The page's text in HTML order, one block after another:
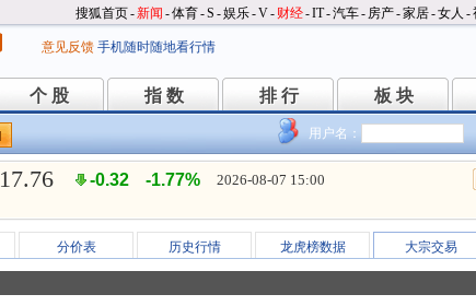
搜狐首页-新闻 -体育-S -娱乐-V- 财经-IT-汽车- 房产-家居-女人 -
意见反馈 手机随时随地看行情
个 股
个 股 指 数
指 数 排 行
排 行 板 块
板 块
用户名：
17.76 -0.32 -1.77% 2026-08-07 15:00
分价表 历史行情 龙虎榜数据 大宗交易